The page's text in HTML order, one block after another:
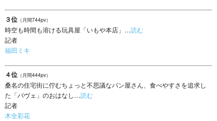
３位 （月間744pv）
時空も時間も溶ける玩具屋「いもや本店」…読む
記者
福田ミキ
４位 （月間444pv）
桑名の住宅街に佇むちょっと不思議なパン屋さん、食べやすさを追求し
た「パヴェ」のおはなし…読む
記者
木全彩花